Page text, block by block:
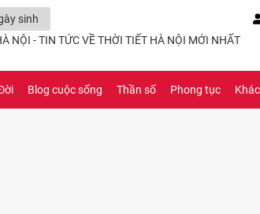
sinh
NỘI - TIN TỨC VỀ THỜI TIẾT HÀ NỘI MỚI NHẤT
Blog cuộc sống Thần số Phong tục Khác